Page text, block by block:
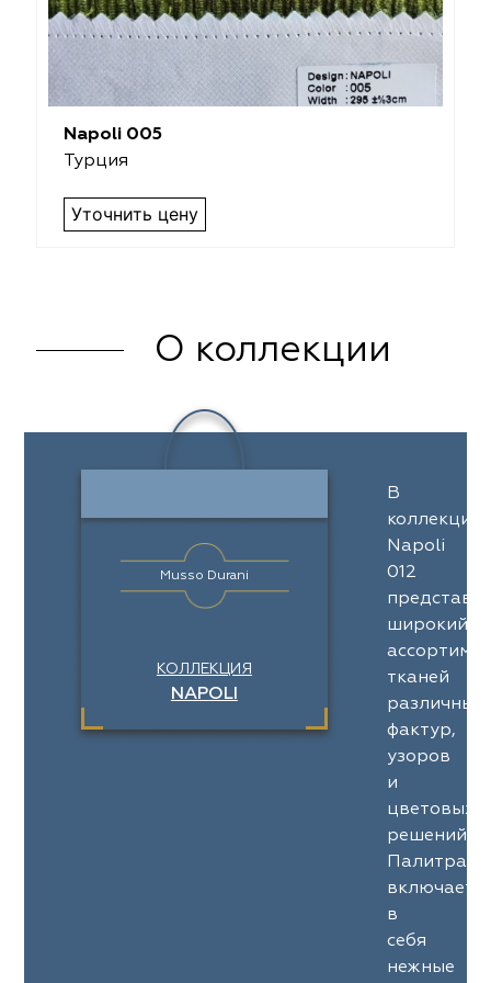
Napoli 005
Турция
Уточнить цену
О коллекции
Musso Durani
КОЛЛЕКЦИЯ
NAPOLI
В
коллекции
Napoli
012
широкий
тканей
различных
фактур,
узоров
и
цветовых
решений.
Палитра
включает
в
себя
нежные